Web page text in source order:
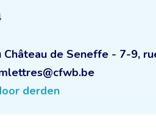
de Seneffe - 7-9,
derden